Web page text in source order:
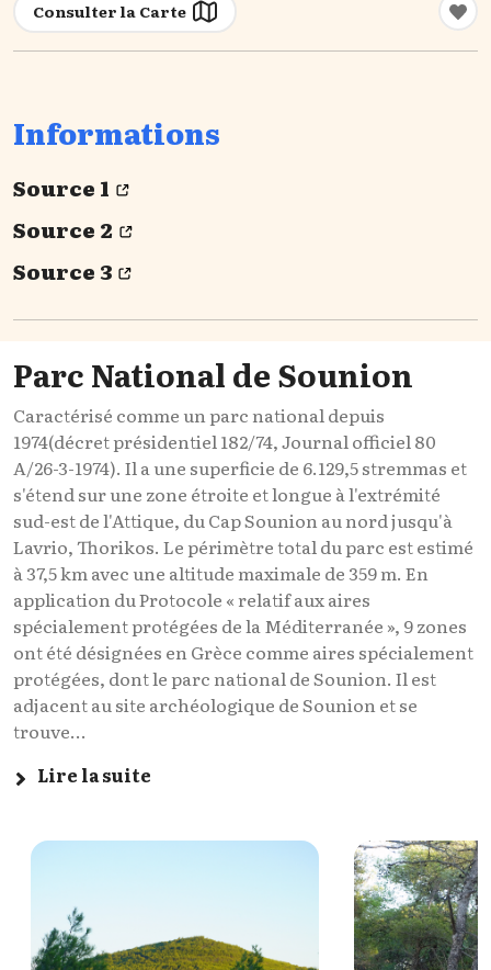
Consulter la Carte
Informations
Source 1
Source 2
Source 3
Parc National de Sounion
Caractérisé comme un parc national depuis
1974(décret présidentiel 182/74, Journal officiel 80
A/26-3-1974). Il a une superficie de 6.129,5 stremmas et
s'étend sur une zone étroite et longue à l'extrémité
sud-est de l'Attique, du Cap Sounion au nord jusqu'à
Lavrio, Thorikos. Le périmètre total du parc est estimé
à 37,5 km avec une altitude maximale de 359 m. En
application du Protocole « relatif aux aires
spécialement protégées de la Méditerranée », 9 zones
ont été désignées en Grèce comme aires spécialement
protégées, dont le parc national de Sounion. Il est
adjacent au site archéologique de Sounion et se
trouve...
Lire la suite